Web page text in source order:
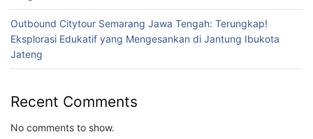
Outbound Citytour Semarang Jawa Tengah: Terungkap!
Eksplorasi Edukatif yang Mengesankan di Jantung Ibukota
Jateng
Recent Comments
No comments to show.